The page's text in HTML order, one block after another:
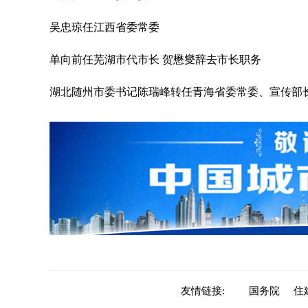
吴忠琼任江西省委常委
单向前任芜湖市代市长 贺懋燮辞去市长职务
湖北随州市委书记陈瑞峰转任青海省委常委、宣传部
友情链接: 国务院 住